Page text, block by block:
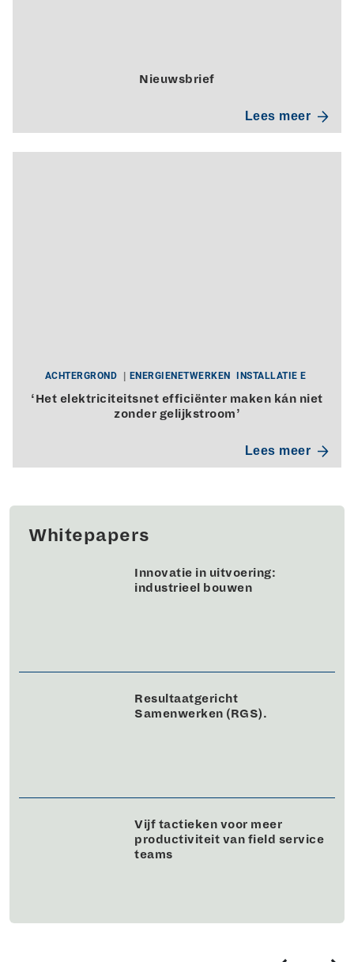
Nieuwsbrief
Lees meer
ACHTERGROND ENERGIENETWERKEN INSTALLATIE E
‘Het elektriciteitsnet efficiënter maken kán niet
zonder gelijkstroom’
Lees meer
Whitepapers
Innovatie in uitvoering:
industrieel bouwen
Resultaatgericht
Samenwerken (RGS).
Vijf tactieken voor meer
productiviteit van field service
teams